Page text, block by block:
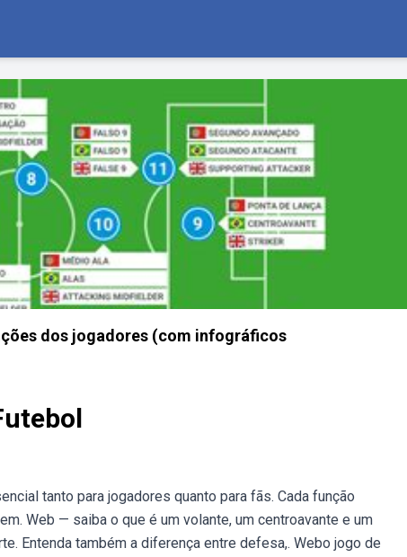
dos jogadores (com infográficos
tanto para jogadores quanto para fãs. Cada função
Web — saiba o que é um volante, um centroavante e um
Entenda também a diferença entre defesa,. Webo jogo de